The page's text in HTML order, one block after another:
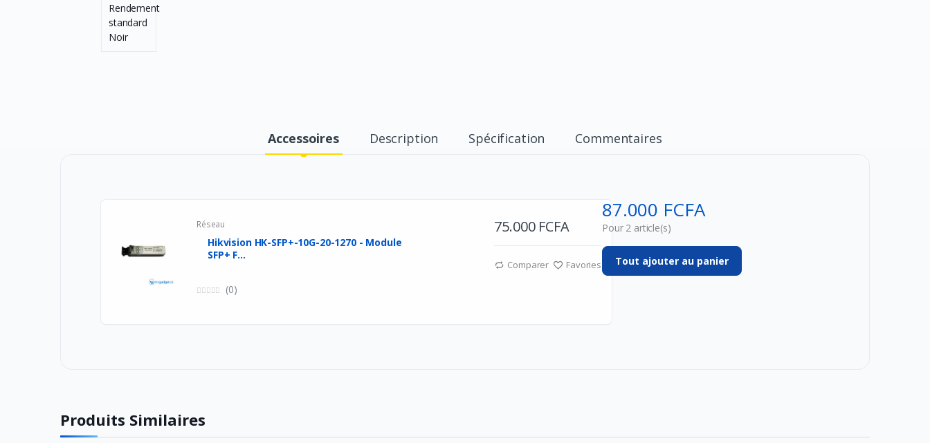
Accessoires Description Spécification Commentaires
Réseau
Hikvision HK-SFP+-10G-20-1270 - Module
SFP+ F...
(0)
75.000 FCFA
Comparer Favories
87.000 FCFA
Pour 2 article(s)
Tout ajouter au panier
Produits Similaires